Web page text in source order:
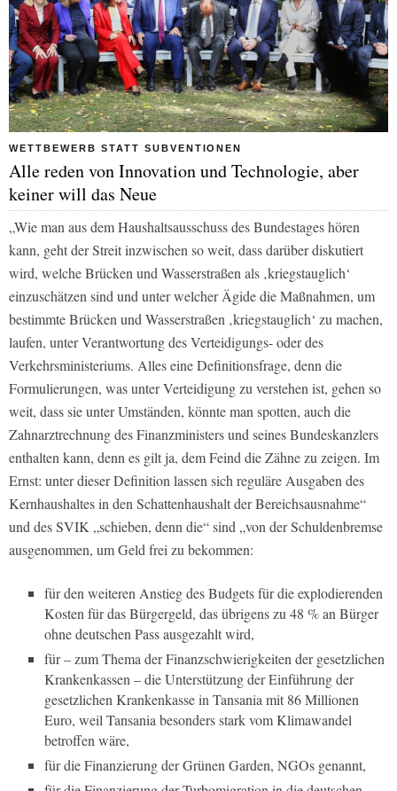
WETTBEWERB STATT SUBVENTIONEN
Alle reden von Innovation und Technologie, aber
keiner will das Neue
„Wie man aus dem Haushaltsausschuss des Bundestages hören
kann, geht der Streit inzwischen so weit, dass darüber diskutiert
wird, welche Brücken und Wasserstraßen als ‚kriegstauglich‘
einzuschätzen sind und unter welcher Ägide die Maßnahmen, um
bestimmte Brücken und Wasserstraßen ‚kriegstauglich‘ zu machen,
laufen, unter Verantwortung des Verteidigungs- oder des
Verkehrsministeriums. Alles eine Definitionsfrage, denn die
Formulierungen, was unter Verteidigung zu verstehen ist, gehen so
weit, dass sie unter Umständen, könnte man spotten, auch die
Zahnarztrechnung des Finanzministers und seines Bundeskanzlers
enthalten kann, denn es gilt ja, dem Feind die Zähne zu zeigen. Im
Ernst: unter dieser Definition lassen sich reguläre Ausgaben des
Kernhaushaltes in den Schattenhaushalt der Bereichsausnahme“
und des SVIK „schieben, denn die“ sind „von der Schuldenbremse
ausgenommen, um Geld frei zu bekommen:
für den weiteren Anstieg des Budgets für die explodierenden
Kosten für das Bürgergeld, das übrigens zu 48 % an Bürger
ohne deutschen Pass ausgezahlt wird,
für – zum Thema der Finanzschwierigkeiten der gesetzlichen
Krankenkassen – die Unterstützung der Einführung der
gesetzlichen Krankenkasse in Tansania mit 86 Millionen
Euro, weil Tansania besonders stark vom Klimawandel
betroffen wäre,
für die Finanzierung der Grünen Garden, NGOs genannt,